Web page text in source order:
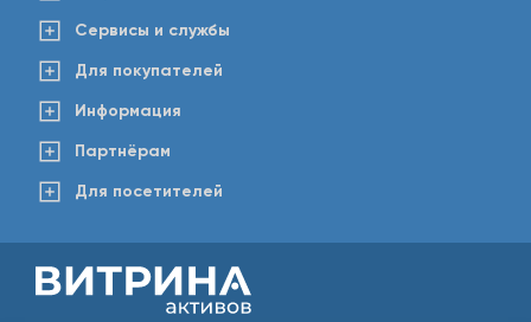
Сервисы и службы
Для покупателей
Информация
Партнёрам
Для посетителей